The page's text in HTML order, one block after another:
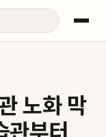
노화 막
관부터